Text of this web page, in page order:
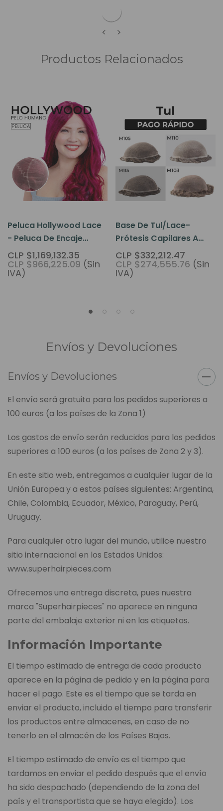
< >
Productos Relacionados
Peluca Hollywood Lace
- Peluca De Encaje
Francés Con Gorra
Completa 61 Cm
CLP $1,169,132.35
CLP $966,225.09 (Sin
IVA)
Base De Tul/Lace-
Prótesis Capilares A
Medida
CLP $332,212.47
CLP $274,555.76 (Sin
IVA)
Envíos y Devoluciones
Envíos y Devoluciones
El envío será gratuito para los pedidos superiores a
100 euros (a los países de la Zona 1)
Los gastos de envío serán reducidos para los pedidos
superiores a 100 euros (a los países de Zona 2 y 3).
En este sitio web, entregamos a cualquier lugar de la
Unión Europea y a estos países siguientes: Argentina,
Chile, Colombia, Ecuador, México, Paraguay, Perú,
Uruguay.
Para cualquier otro lugar del mundo, utilice nuestro
sitio internacional en los Estados Unidos:
www.superhairpieces.com
Ofrecemos una entrega discreta, pues nuestra
marca "Superhairpieces" no aparece en ninguna
parte del embalaje exterior ni en las etiquetas.
Información Importante
El tiempo estimado de entrega de cada producto
aparece en la página de pedido y en la página para
hacer el pago. Este es el tiempo que se tarda en
enviar el producto, incluido el tiempo para transferir
los productos entre almacenes, en caso de no
tenerlo en el almacén de los Países Bajos.
El tiempo estimado de envío es el tiempo que
tardamos en enviar el pedido después que el envío
ha sido despachado (dependiendo de la zona del
país y el transportista que se haya elegido). Los